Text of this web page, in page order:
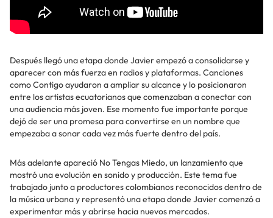
Después llegó una etapa donde Javier empezó a consolidarse y
aparecer con más fuerza en radios y plataformas. Canciones
como Contigo ayudaron a ampliar su alcance y lo posicionaron
entre los artistas ecuatorianos que comenzaban a conectar con
una audiencia más joven. Ese momento fue importante porque
dejó de ser una promesa para convertirse en un nombre que
empezaba a sonar cada vez más fuerte dentro del país.
Más adelante apareció No Tengas Miedo, un lanzamiento que
mostró una evolución en sonido y producción. Este tema fue
trabajado junto a productores colombianos reconocidos dentro de
la música urbana y representó una etapa donde Javier comenzó a
experimentar más y abrirse hacia nuevos mercados.